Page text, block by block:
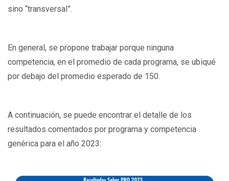
sino “transversal”.
En general, se propone trabajar porque ninguna
competencia, en el promedio de cada programa, se ubiqué
por debajo del promedio esperado de 150.
A continuación, se puede encontrar el detalle de los
resultados comentados por programa y competencia
genérica para el año 2023: